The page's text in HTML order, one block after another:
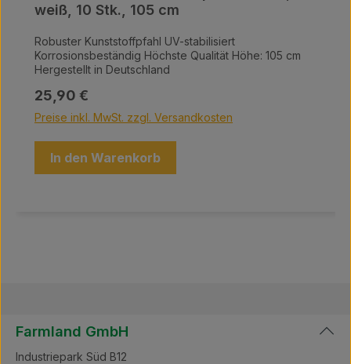
weiß, 10 Stk., 105 cm
Robuster Kunststoffpfahl UV-stabilisiert
Korrosionsbeständig Höchste Qualität Höhe: 105 cm
Hergestellt in Deutschland
Regulärer Preis:
25,90 €
Preise inkl. MwSt. zzgl. Versandkosten
In den Warenkorb
Farmland GmbH
Industriepark Süd B12